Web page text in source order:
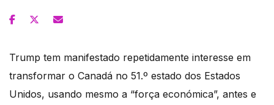
Trump tem manifestado repetidamente interesse em
transformar o Canadá no 51.º estado dos Estados
Unidos, usando mesmo a “força económica”, antes e